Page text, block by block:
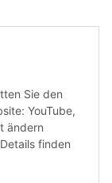
in Hütten:
Sie den
YouTube,
ändern
finden